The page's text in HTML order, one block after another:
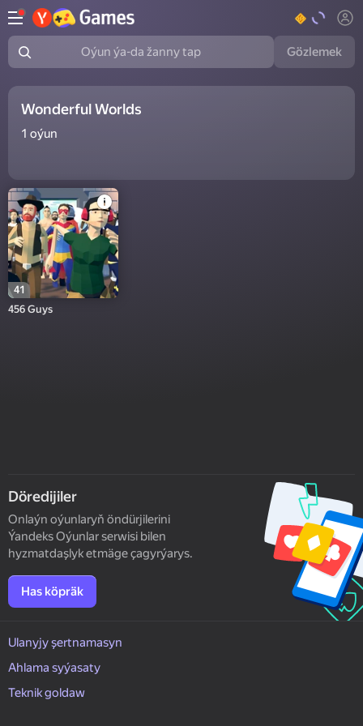
Oýun ýa-da žanny tap Gözlemek
Wonderful Worlds
1 oýun
41
456 Guys
Döredijiler
Onlaýn oýunlaryň öndürjilerini
Ýandeks Oýunlar serwisi bilen
hyzmatdaşlyk etmäge çagyrýarys.
Has köpräk
Ulanyjy şertnamasyn
Ahlama syýasaty
Teknik goldaw